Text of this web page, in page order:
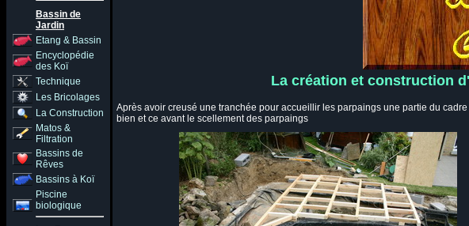
Bassin de
Jardin
Etang & Bassin
Encyclopédie
des Koï
Technique
Les Bricolages
La Construction
Matos &
Filtration
Bassins de
Rêves
Bassins à Koï
Piscine
biologique
La création et construction
Après avoir creusé une tranchée pour accueillir les parpaings une partie du
bien et ce avant le scellement des parpaings